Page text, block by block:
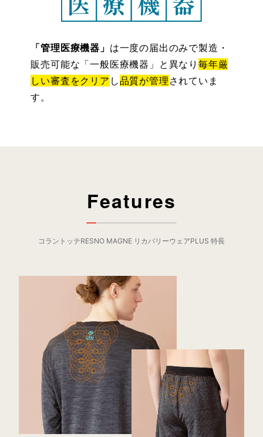
【長袖上下セット】コラント
ッテRESNO MAGNE リカバリ
ーウェアPLUS
カラー：
杢グレー
サイズ：
「管理医療機器」 は一度の届出のみで製造・
販売可能な「一般医療機器」と異なり毎年厳
しい審査をクリア し品質が管理 されていま
す。
Features
コラントッテRESNO MAGNE リカバリーウェアPLUS 特長